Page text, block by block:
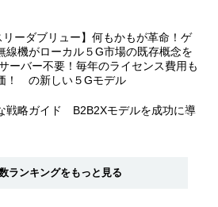
リーダブリュー】何もかもが革命！ゲ
線機がローカル５G市場の既存概念を
ーバー不要！毎年のライセンス費用も
！ の新しい５Gモデル
戦略ガイド B2B2Xモデルを成功に導
ランキングをもっと見る